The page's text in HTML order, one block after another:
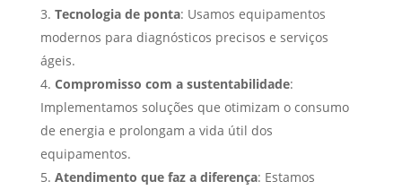
Tecnologia de ponta: Usamos equipamentos
modernos para diagnósticos precisos e serviços
ágeis.
Compromisso com a sustentabilidade:
Implementamos soluções que otimizam o consumo
de energia e prolongam a vida útil dos
equipamentos.
Atendimento que faz a diferença: Estamos